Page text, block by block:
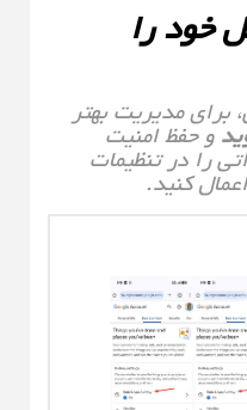
را
مدیریت بهتر
و حفظ امنیت
را در تنظیمات
کنید.